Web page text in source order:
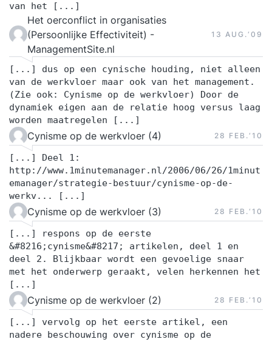
van het [...]
Het oerconflict in organisaties
(Persoonlijke Effectiviteit) -
ManagementSite.nl
13 AUG.‘09
[...] dus op een cynische houding, niet alleen
van de werkvloer maar ook van het management.
(Zie ook: Cynisme op de werkvloer) Door de
dynamiek eigen aan de relatie hoog versus laag
worden maatregelen [...]
Cynisme op de werkvloer (4) 28 FEB.‘10
[...] Deel 1:
http://www.1minutemanager.nl/2006/06/26/1minut
emanager/strategie-bestuur/cynisme-op-de-
werkv... [...]
Cynisme op de werkvloer (3) 28 FEB.‘10
[...] respons op de eerste
&#8216;cynisme&#8217; artikelen, deel 1 en
deel 2. Blijkbaar wordt een gevoelige snaar
met het onderwerp geraakt, velen herkennen het
[...]
Cynisme op de werkvloer (2) 28 FEB.‘10
[...] vervolg op het eerste artikel, een
nadere beschouwing over cynisme op de